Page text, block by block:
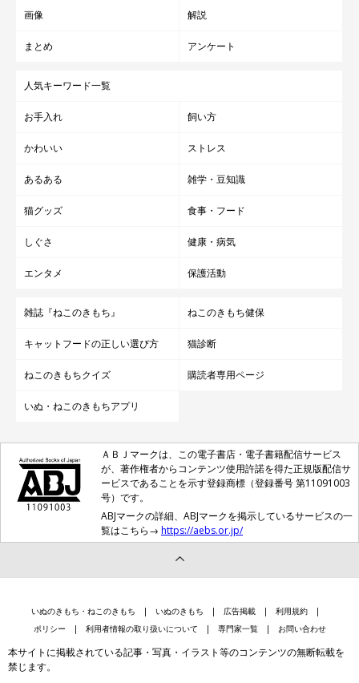
画像 解説
まとめ アンケート
人気キーワード一覧
お手入れ 飼い方
かわいい ストレス
あるある 雑学・豆知識
猫グッズ 食事・フード
しぐさ 健康・病気
エンタメ 保護活動
雑誌『ねこのきもち』 ねこのきもち健保
キャットフードの正しい選び方 猫診断
ねこのきもちクイズ 購読者専用ページ
いぬ・ねこのきもちアプリ
ＡＢＪマークは、この電子書店・電子書籍配信サービス
が、著作権者からコンテンツ使用許諾を得た正規版配信サ
ービスであることを示す登録商標（登録番号 第11091003
号）です。
ABJマークの詳細、ABJマークを掲示しているサービスの一
覧はこちら→ https://aebs.or.jp/
いぬのきもち・ねこのきもち いぬのきもち 広告掲載
利用規約
ポリシー
利用者情報の取り扱いについて 専門家一覧 お問い合わせ
本サイトに掲載されている記事・写真・イラスト等のコンテンツの無断転載を
禁じます。